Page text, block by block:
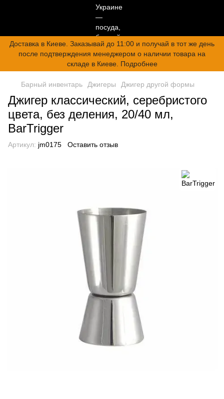
Доставка в Киеве. Заказывай до 11:00 и получай в тот же день
после подтверждения менеджером о наличии товара на
складе в Киеве. Подробнее
Барный инвентарь Джигеры Джигер другой формы
Джигер классический, серебристого
цвета, без деления, 20/40 мл,
BarTrigger
Артикул: jm0175 Оставить отзыв